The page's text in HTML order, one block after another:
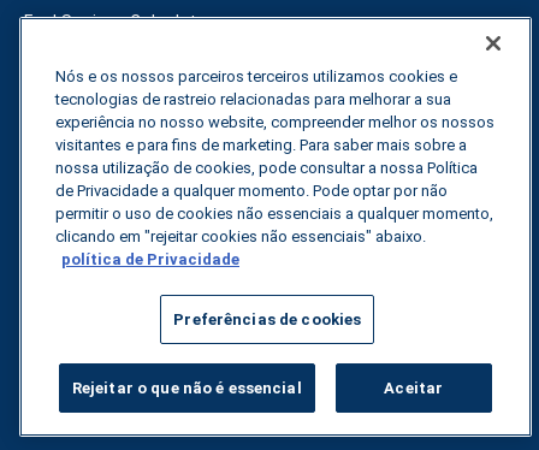
Fuel Savings Calculator
Calculadora de otimização do transporte
Rastreador de tarifas
Contactar-nos
Todos os direitos reservados. Política de privacidade
Nós e os nossos parceiros terceiros utilizamos cookies e
tecnologias de rastreio relacionadas para melhorar a sua
experiência no nosso website, compreender melhor os nossos
visitantes e para fins de marketing. Para saber mais sobre a
nossa utilização de cookies, pode consultar a nossa Política
de Privacidade a qualquer momento. Pode optar por não
permitir o uso de cookies não essenciais a qualquer momento,
clicando em "rejeitar cookies não essenciais" abaixo.
política de Privacidade
Preferências de cookies
Rejeitar o que não é essencial Aceitar